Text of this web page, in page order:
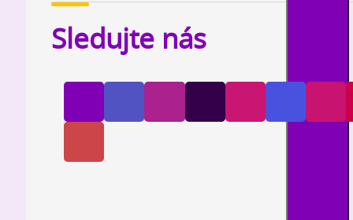
Sledujte nás